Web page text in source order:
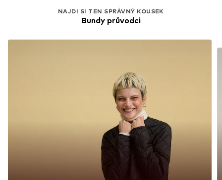
NAJDI SI TEN SPRÁVNÝ KOUSEK
Bundy průvodci